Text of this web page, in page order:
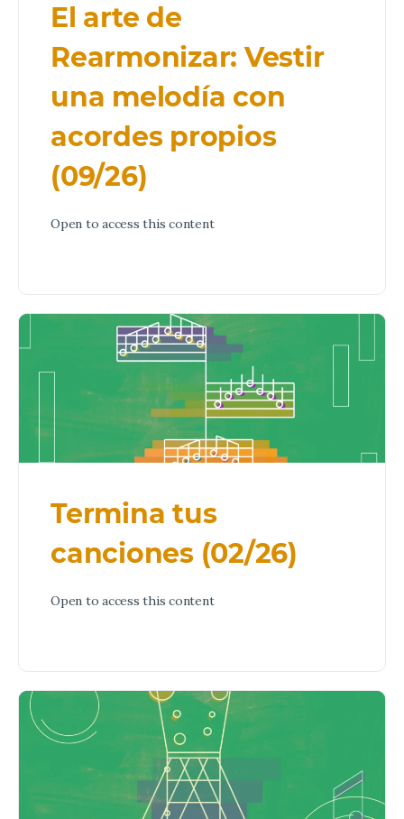
El arte de
Rearmonizar: Vestir
una melodía con
acordes propios
(09/26)
Open to access this content
Termina tus
canciones (02/26)
Open to access this content